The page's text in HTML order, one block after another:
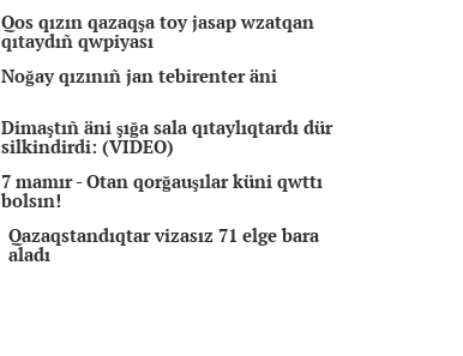
Qos qızın qazaqşa toy jasap wzatqan
qıtaydıñ qwpiyası
Noğay qızınıñ jan tebirenter äni
Dimaştıñ äni şığa sala qıtaylıqtardı dür
silkindirdi: (VIDEO)
7 mamır - Otan qorğauşılar küni qwttı
bolsın!
Qazaqstandıqtar vizasız 71 elge bara
aladı